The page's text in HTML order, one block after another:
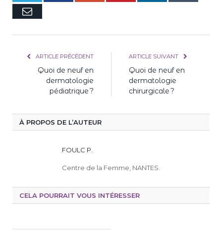
E-
ARTICLE PRÉCÉDENT
Quoi de neuf en
dermatologie
pédiatrique ?
ARTICLE SUIVANT
Quoi de neuf en
dermatologie
chirurgicale ?
À PROPOS DE L’AUTEUR
FOULC P.
Centre de la Femme, NANTES.
CELA POURRAIT VOUS INTÉRESSER